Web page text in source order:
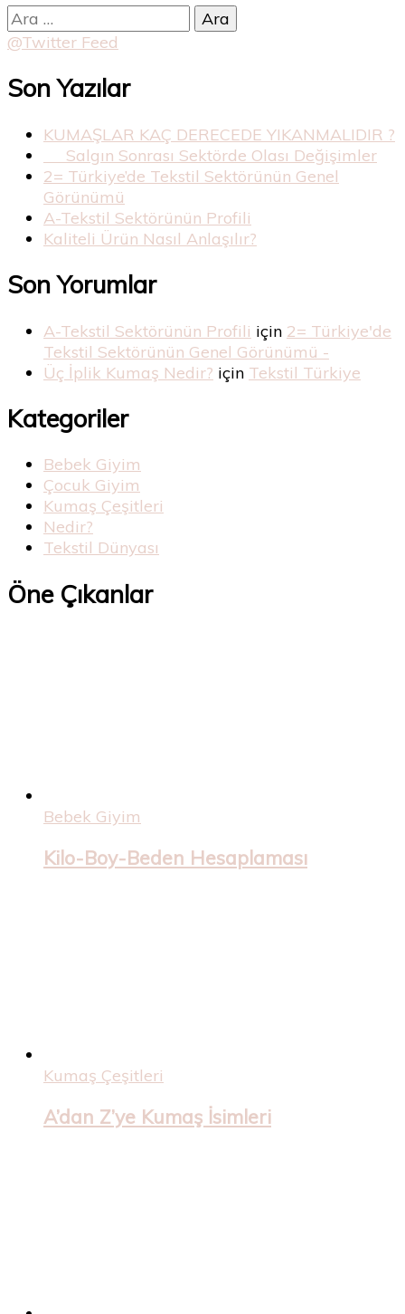
Arama:
@Twitter Feed
Son Yazılar
KUMAŞLAR KAÇ DERECEDE YIKANMALIDIR ?
Salgın Sonrası Sektörde Olası Değişimler
2= Türkiye’de Tekstil Sektörünün Genel
Görünümü
A-Tekstil Sektörünün Profili
Kaliteli Ürün Nasıl Anlaşılır?
Son Yorumlar
A-Tekstil Sektörünün Profili için 2= Türkiye'de
Tekstil Sektörünün Genel Görünümü -
Üç İplik Kumaş Nedir? için Tekstil Türkiye
Kategoriler
Bebek Giyim
Çocuk Giyim
Kumaş Çeşitleri
Nedir?
Tekstil Dünyası
Öne Çıkanlar
Bebek Giyim
Kilo-Boy-Beden Hesaplaması
Kumaş Çeşitleri
A’dan Z’ye Kumaş İsimleri